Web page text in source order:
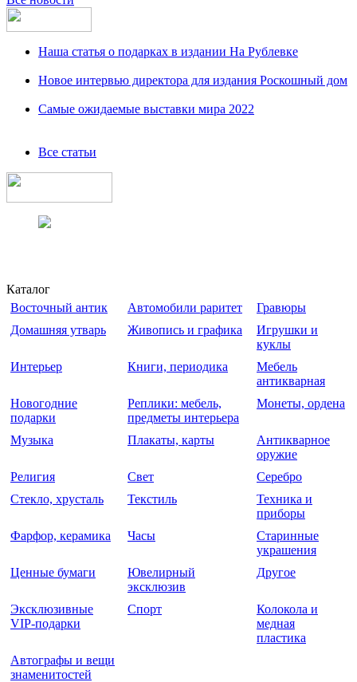
Наша статья о подарках в издании На Рублевке
Новое интервью директора для издания Роскошный дом
Самые ожидаемые выставки мира 2022
Все статьи
Каталог
Восточный антик
Автомобили раритет
Гравюры
Домашняя утварь
Живопись и графика
Игрушки и
куклы
Интерьер
Книги, периодика
Мебель
антикварная
Новогодние
подарки
Реплики: мебель,
предметы интерьера
Монеты, ордена
Музыка Плакаты, карты
Антикварное
оружие
Религия
Свет
Серебро
Стекло, хрусталь
Текстиль
Техника и
приборы
Фарфор, керамика
Часы
Старинные
украшения
Ценные бумаги
Ювелирный
эксклюзив
Другое
Эксклюзивные
VIP-подарки
Спорт
Колокола и
медная
пластика
Автографы и вещи
знаменитостей